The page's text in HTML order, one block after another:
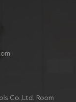
Co.,Ltd. Room